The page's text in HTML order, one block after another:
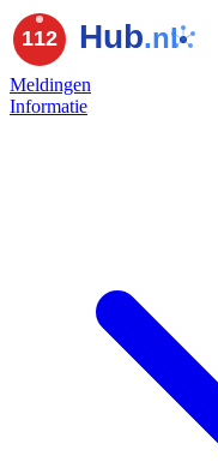
Meldingen
Informatie